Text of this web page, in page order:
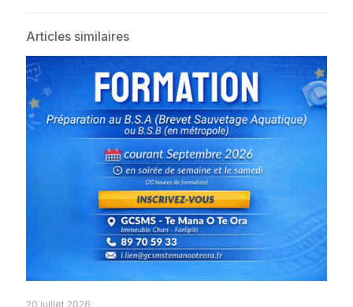
Articles similaires
20 juillet 2026